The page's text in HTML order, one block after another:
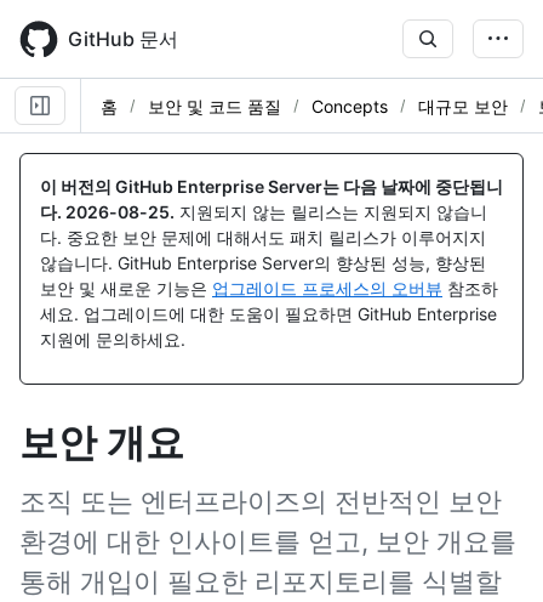
main
content
GitHub 문서
홈 보안 및 코드 품질 Concepts 대규모 보안
이 버전의 GitHub Enterprise Server는 다음 날짜에 중단됩니
다. 2026-08-25. 지원되지 않는 릴리스는 지원되지 않습니
다. 중요한 보안 문제에 대해서도 패치 릴리스가 이루어지지
않습니다. GitHub Enterprise Server의 향상된 성능, 향상된
보안 및 새로운 기능은 업그레이드 프로세스의 오버뷰 참조하
세요. 업그레이드에 대한 도움이 필요하면 GitHub Enterprise
지원에 문의하세요.
보안 개요
조직 또는 엔터프라이즈의 전반적인 보안
환경에 대한 인사이트를 얻고, 보안 개요를
통해 개입이 필요한 리포지토리를 식별할